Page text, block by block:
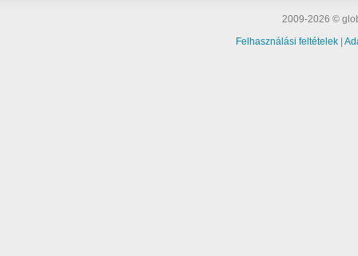
2009-2026 ©
Felhasználási feltételek